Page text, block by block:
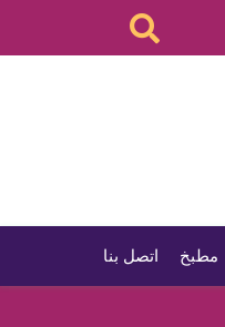
مطبخ اتصل بنا